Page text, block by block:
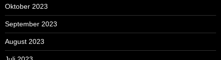
Oktober 2023
September 2023
August 2023